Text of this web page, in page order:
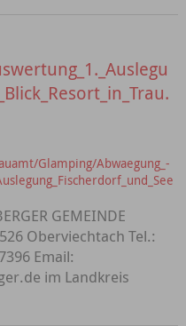
Glamping/Abwaegung_-
GEMEINDE
Oberviechtach Tel.:
Email:
im Landkreis